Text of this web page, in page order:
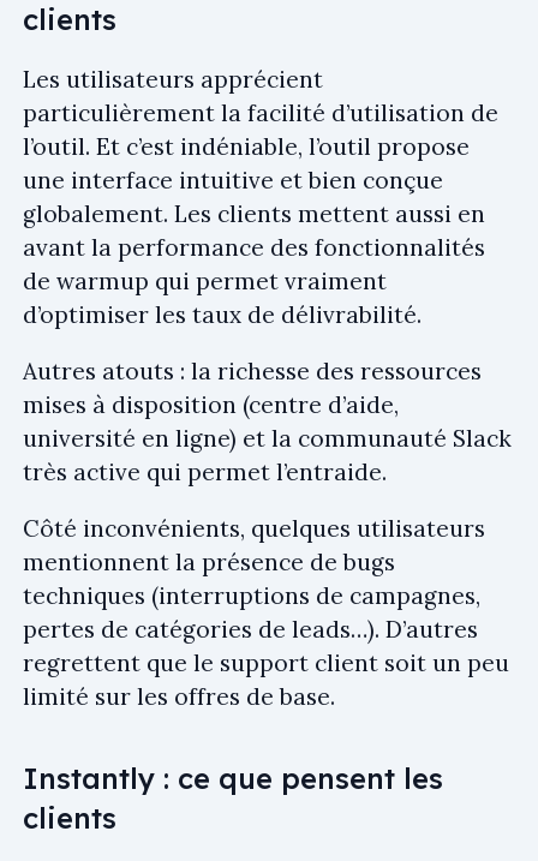
clients
Les utilisateurs apprécient
particulièrement la facilité d’utilisation de
l’outil. Et c’est indéniable, l’outil propose
une interface intuitive et bien conçue
globalement. Les clients mettent aussi en
avant la performance des fonctionnalités
de warmup qui permet vraiment
d’optimiser les taux de délivrabilité.
Autres atouts : la richesse des ressources
mises à disposition (centre d’aide,
université en ligne) et la communauté Slack
très active qui permet l’entraide.
Côté inconvénients, quelques utilisateurs
mentionnent la présence de bugs
techniques (interruptions de campagnes,
pertes de catégories de leads…). D’autres
regrettent que le support client soit un peu
limité sur les offres de base.
Instantly : ce que pensent les
clients